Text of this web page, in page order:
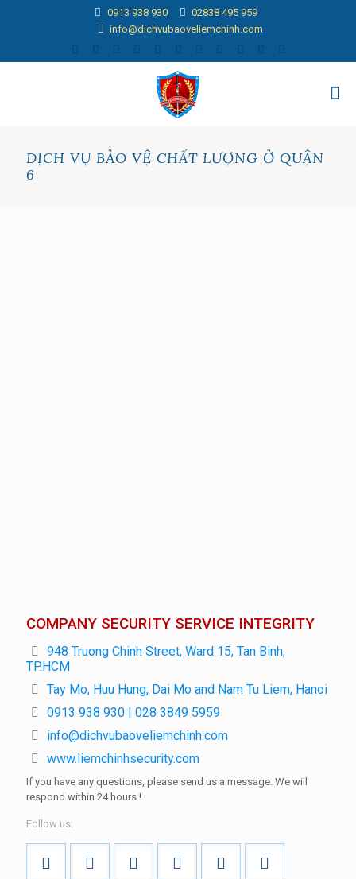
0913 938 930
02838 495 959
info@dichvubaoveliemchinh.com
DỊCH VỤ BẢO VỆ CHẤT LƯỢNG Ở QUẬN
6
COMPANY SECURITY SERVICE INTEGRITY
948 Truong Chinh Street, Ward 15, Tan Binh,
TP.HCM
Tay Mo, Huu Hung, Dai Mo and Nam Tu Liem, Hanoi
0913 938 930 | 028 3849 5959
info@dichvubaoveliemchinh.com
www.liemchinhsecurity.com
If you have any questions, please send us a message. We will
respond within 24 hours !
Follow us: